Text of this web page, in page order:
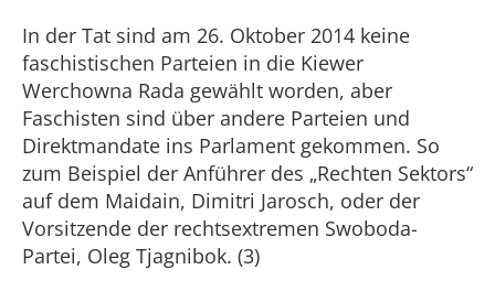
In der Tat sind am 26. Oktober 2014 keine
faschistischen Parteien in die Kiewer
Werchowna Rada gewählt worden, aber
Faschisten sind über andere Parteien und
Direktmandate ins Parlament gekommen. So
zum Beispiel der Anführer des „Rechten Sektors“
auf dem Maidain, Dimitri Jarosch, oder der
Vorsitzende der rechtsextremen Swoboda-
Partei, Oleg Tjagnibok. (3)